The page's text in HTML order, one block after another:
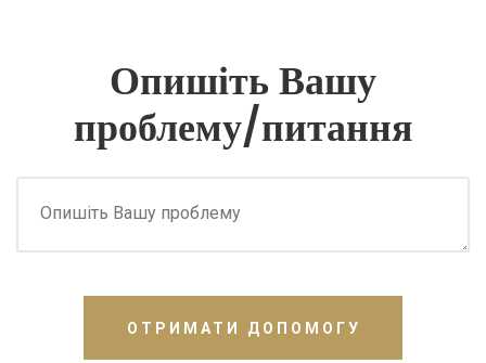
Опишіть Вашу
проблему/питання
ОТРИМАТИ ДОПОМОГУ